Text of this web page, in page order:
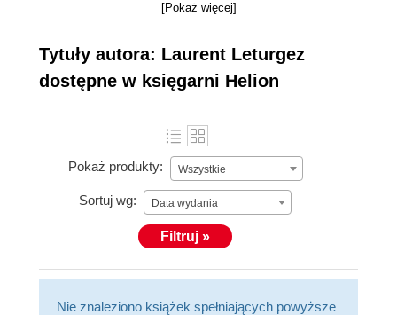
and opportunities of data warehouse modernization.
[Pokaż więcej]
Tytuły autora: Laurent Leturgez
dostępne w księgarni Helion
Pokaż produkty: Wszystkie
Sortuj wg: Data wydania
Filtruj »
Nie znaleziono książek spełniających powyższe